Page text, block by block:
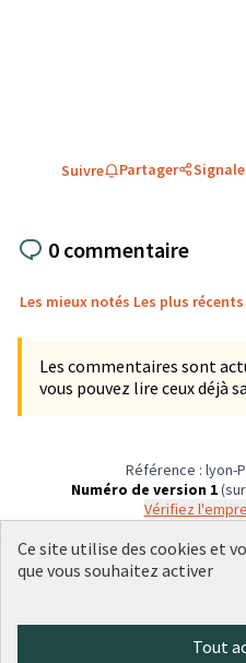
Suivre Partager
0 commentaire
Les mieux notés Les plus récents
Les commentaires sont
vous pouvez lire ceux déjà
Référence : lyon-
Numéro de version 1
Vérifiez
Ce site utilise des cookies et
que vous souhaitez activer
Tout